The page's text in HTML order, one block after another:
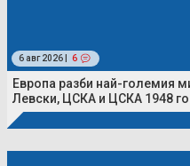
6 авг 2026 | 6
Европа разби най-големия
Левски, ЦСКА и ЦСКА 1948